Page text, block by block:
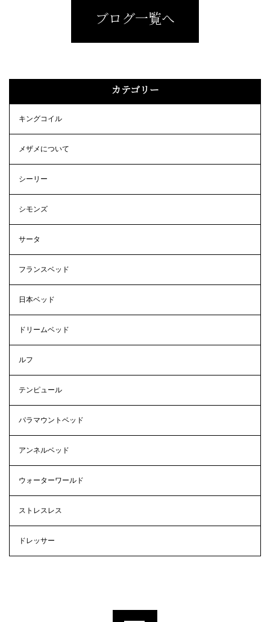
ブログ一覧へ
カテゴリー
キングコイル
メザメについて
シーリー
シモンズ
サータ
フランスベッド
日本ベッド
ドリームベッド
ルフ
テンピュール
パラマウントベッド
アンネルベッド
ウォーターワールド
ストレスレス
ドレッサー